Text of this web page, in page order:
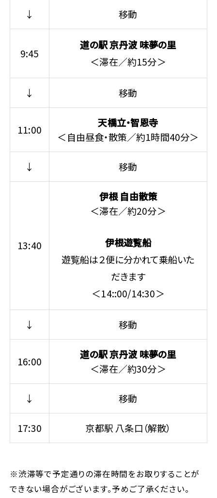
↓ 移動
9:45
道の駅 京丹波 味夢の里
＜滞在／約15分＞
↓ 移動
11:00
天橋立・智恩寺
＜自由昼食・散策／約1時間40分＞
↓ 移動
13:40
伊根 自由散策
＜滞在／約20分＞
伊根遊覧船
遊覧船は２便に分かれて乗船いた
だきます
＜14::00/14:30＞
↓ 移動
16:00
道の駅 京丹波 味夢の里
＜滞在／約30分＞
↓ 移動
17:30 京都駅 八条口（解散）
※渋滞等で予定通りの滞在時間をお取りすることが
できない場合がございます。予めご了承ください。